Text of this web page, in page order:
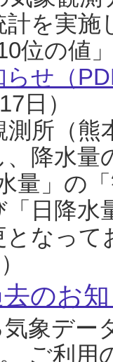
を実
位の値
らせ（
日）
所（熊
降水
量」の
「日降
なっ
のお
象デー
ご利用